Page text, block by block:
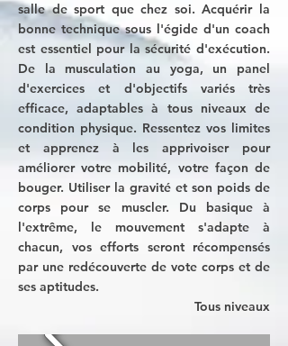
salle de sport que chez soi. Acquérir la
bonne technique sous l'égide d'un coach
est essentiel pour la sécurité d'exécution.
De la musculation au yoga, un panel
d'exercices et d'objectifs variés très
efficace, adaptables à tous niveaux de
condition physique. Ressentez vos limites
et apprenez à les apprivoiser pour
améliorer votre mobilité, votre façon de
bouger. Utiliser la gravité et son poids de
corps pour se muscler. Du basique à
l'extrême, le mouvement s'adapte à
chacun, vos efforts seront récompensés
par une redécouverte de vote corps et de
ses aptitudes.
Tous niveaux